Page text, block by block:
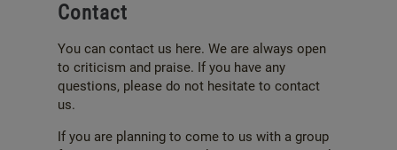
Contact
You can contact us here. We are always open
to criticism and praise. If you have any
questions, please do not hesitate to contact
us.
If you are planning to come to us with a group